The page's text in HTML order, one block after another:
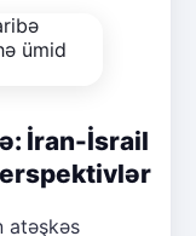
İran-İsrail
atəşkəs